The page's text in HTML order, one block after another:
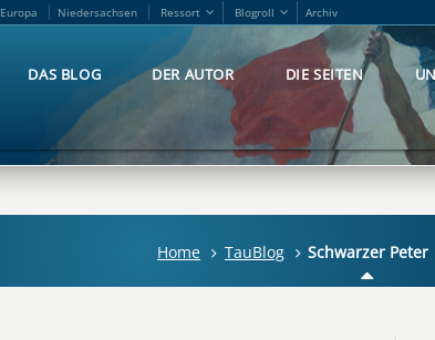
Europa Niedersachsen Ressort Blogroll Archiv
DAS BLOG DER AUTOR DIE SEITEN
Home TauBlog Schwarzer Peter
Europa Niedersachsen Ressort Blogroll Archiv
DAS BLOG DER AUTOR DIE SEITEN